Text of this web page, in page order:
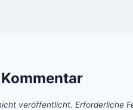
veröffentlicht. Erforderliche